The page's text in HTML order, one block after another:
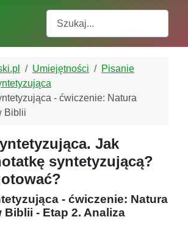
Umiejętności
Pisanie
- ćwiczenie: Natura
Biblii
Jak
syntetyzującą?
- ćwiczenie: Natura
Biblii - Etap 2. Analiza